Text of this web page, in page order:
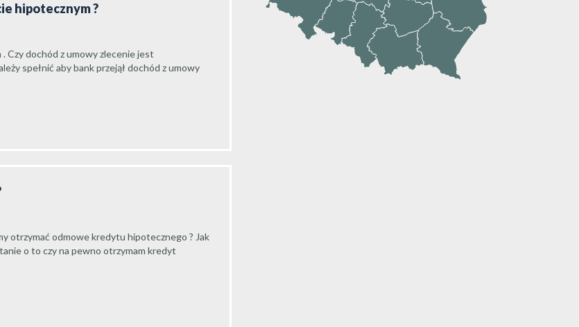
hipotecznym ?
Czy dochód z umowy zlecenie jest
spełnić aby bank przejął dochód z umowy
otrzymać odmowe kredytu hipotecznego ? Jak
o to czy na pewno otrzymam kredyt